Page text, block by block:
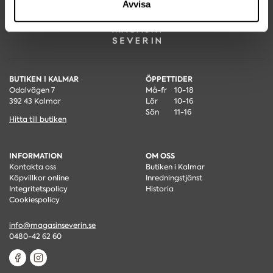
Avvisa
BUTIKEN I KALMAR
Odalvägen 7
392 43 Kalmar
Hitta till butiken
ÖPPETTIDER
Må-fr
10-18
Lör
10-16
Sön
11-16
INFORMATION
Kontakta oss
Köpvillkor online
Integritetspolicy
Cookiespolicy
OM OSS
Butiken i Kalmar
Inredningstjänst
Historia
info@magasinseverin.se
0480-42 62 60